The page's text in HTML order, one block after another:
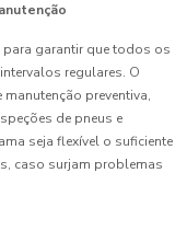
garantir que todos os
regulares. O
preventiva,
de pneus e
seja flexível o suficiente
caso surjam problemas